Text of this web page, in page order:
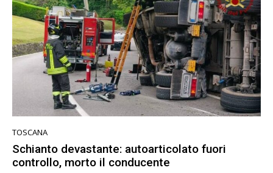
TOSCANA
Schianto devastante: autoarticolato fuori
controllo, morto il conducente